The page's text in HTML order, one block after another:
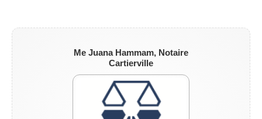
Me Juana Hammam, Notaire
Cartierville